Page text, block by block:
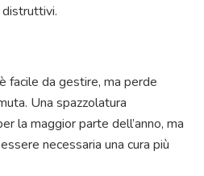
facile da gestire, ma perde
Una spazzolatura
la maggior parte dell’anno, ma
necessaria una cura più